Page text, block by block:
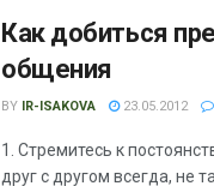
Как добиться
общения
BY IR-ISAKOVA 23.05.2012
1. Стремитесь к
друг с другом всегда, не